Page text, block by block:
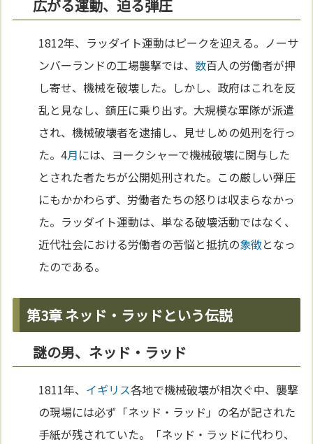
広がる運動、迫る弾圧
1812年、ラッダイト運動はピークを迎える。ノーサ
ンバーランドの工場襲撃では、数百人の労働者が押
し寄せ、機械を破壊した。しかし、政府はこれを反
乱と見なし、鎮圧に乗り出す。大規模な軍隊が派遣
され、機械破壊者を逮捕し、見せしめの処刑を行っ
た。4月には、ヨークシャーで機械破壊に関与した
とされた者たちが公開処刑された。この厳しい弾圧
にもかかわらず、労働者たちの怒りは収まらなかっ
た。ラッダイト運動は、単なる破壊活動ではなく、
近代社会における労働者の苦悩と抵抗の象徴となっ
たのである。
第3章 ネッド・ラッドという伝説
謎の男、ネッド・ラッド
1811年、 イギリス各地で機械破壊が相次ぐ中、襲撃
の現場には必ず「ネッド・ラッド」の名が記された
手紙が残されていた。「ネッド・ラッドに代わり、